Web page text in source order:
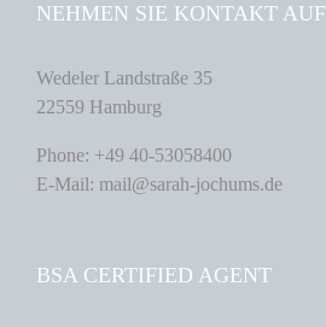
NEHMEN SIE KONTAKT AUF
Wedeler Landstraße 35
22559 Hamburg
Phone: +49 40-53058400
E-Mail: mail@sarah-jochums.de
BSA CERTIFIED AGENT